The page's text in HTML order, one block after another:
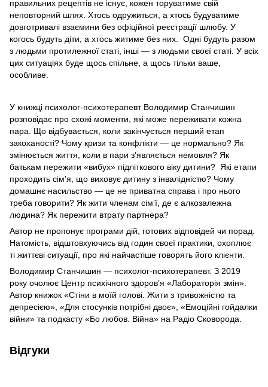
правильних рецептів не існує, кожен торуватиме свій
неповторний шлях. Хтось одружиться, а хтось будуватиме
довготривалі взаємини без офіційної реєстрації шлюбу. У
когось будуть діти, а хтось житиме без них. Одні будуть разом
з людьми протилежної статі, інші — з людьми своєї статі. У всіх
цих ситуаціях буде щось спільне, а щось тільки ваше,
особливе.
У книжці психолог-психотерапевт Володимир Станчишин
розповідає про схожі моменти, які може переживати кожна
пара. Що відбувається, коли закінчується перший етап
закоханості? Чому кризи та конфлікти — це нормально? Як
змінюється життя, коли в пари з’являється немовля? Як
батькам пережити «вибух» підліткового віку дитини? Які етапи
проходить сім'я, що виховує дитину з інвалідністю? Чому
домашнє насильство — це не приватна справа і про нього
треба говорити? Як жити членам сім’ї, де є алкозалежна
людина? Як пережити втрату партнера?
Автор не пропонує програми дій, готових відповідей чи порад.
Натомість, відштовхуючись від годин своєї практики, охоплює
ті життєві ситуації, про які найчастіше говорять його клієнти.
Володимир Станчишин — психолог-психотерапевт. З 2019
року очолює Центр психічного здоров’я «Лабораторія змін».
Автор книжок «Стіни в моїй голові. Жити з тривожністю та
депресією», «Для стосунків потрібні двоє», «Емоційні гойдалки
війни» та подкасту «Бо любов. Війна» на Радіо Сковорода.
Відгуки